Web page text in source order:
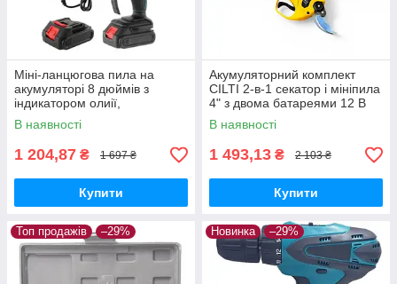
Міні-ланцюгова пила на
акумуляторі 8 дюймів з
індикатором олиії,
комплектується двома
батареями
В наявності
1 204,87 ₴ 1 697 ₴
Купити
Акумуляторний комплект
CILTI 2-в-1 секатор і мініпила
4" з двома батареями 12 В
В наявності
1 493,13 ₴ 2 103 ₴
Купити
Топ продажів –29% Новинка –29%